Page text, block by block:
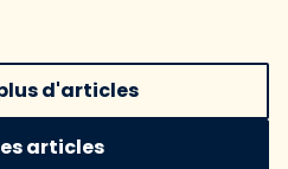
d'articles
articles